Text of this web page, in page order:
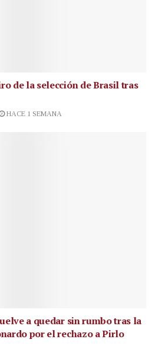
de la selección de Brasil tras
HACE 1 SEMANA
a quedar sin rumbo tras la
por el rechazo a Pirlo